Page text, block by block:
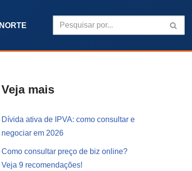
NORTE
Veja mais
Dívida ativa de IPVA: como consultar e
negociar em 2026
Como consultar preço de biz online?
Veja 9 recomendações!